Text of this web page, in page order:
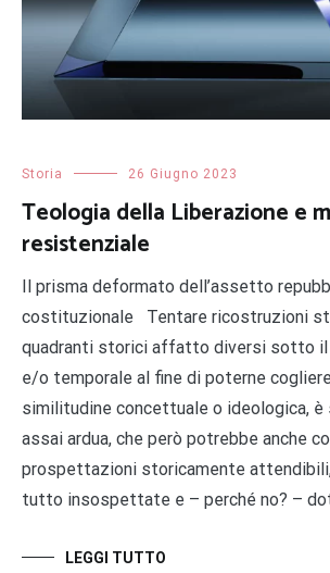
Storia 26 Giugno 2023
Teologia della Liberazione e
resistenziale
Il prisma deformato dell’assetto
costituzionale Tentare ricostruzioni
quadranti storici affatto diversi sotto il
e/o temporale al fine di poterne
similitudine concettuale o ideologica, è
assai ardua, che però potrebbe anche
prospettazioni storicamente attendibili,
tutto insospettate e – perché no? –
LEGGI TUTTO